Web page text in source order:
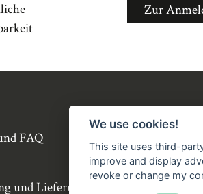
Zur
FAQ
und Lieferung
We use cookies!
This site uses third-
improve and display
revoke or change my